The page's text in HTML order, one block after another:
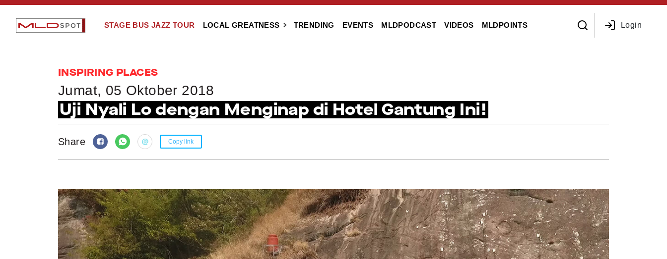
STAGE BUS JAZZ TOUR LOCAL GREATNESS TRENDING EVENTS MLDPODCAST VIDEOS MLDPOINTS Login
INSPIRING PLACES
Jumat, 05 Oktober 2018
Uji Nyali Lo dengan Menginap di Hotel Gantung Ini!
Share Copy link